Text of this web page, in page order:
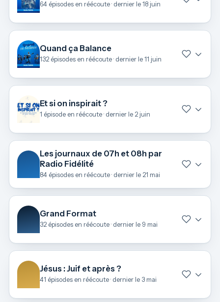
64 épisodes en réécoute · dernier le 18 juin
Quand ça Balance
132 épisodes en réécoute · dernier le 11 juin
Et si on inspirait ?
1 épisode en réécoute · dernier le 2 juin
Les journaux de 07h et 08h par
Radio Fidélité
84 épisodes en réécoute · dernier le 21 mai
Grand Format
32 épisodes en réécoute · dernier le 9 mai
Jésus : Juif et après ?
41 épisodes en réécoute · dernier le 3 mai